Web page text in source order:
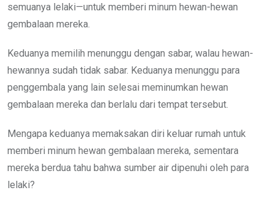
semuanya lelaki—untuk memberi minum hewan-hewan
gembalaan mereka.
Keduanya memilih menunggu dengan sabar, walau hewan-
hewannya sudah tidak sabar. Keduanya menunggu para
penggembala yang lain selesai meminumkan hewan
gembalaan mereka dan berlalu dari tempat tersebut.
Mengapa keduanya memaksakan diri keluar rumah untuk
memberi minum hewan gembalaan mereka, sementara
mereka berdua tahu bahwa sumber air dipenuhi oleh para
lelaki?